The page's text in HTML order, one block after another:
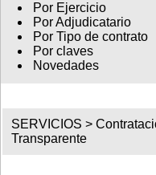
Por Ejercicio
Por Adjudicatario
Por Tipo de contrato
Por claves
Novedades
SERVICIOS >
Transparente